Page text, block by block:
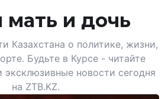
мать и дочь
Казахстана о политике, жизни,
Будьте в Курсе - читайте
новости сегодня
на ZTB.KZ.